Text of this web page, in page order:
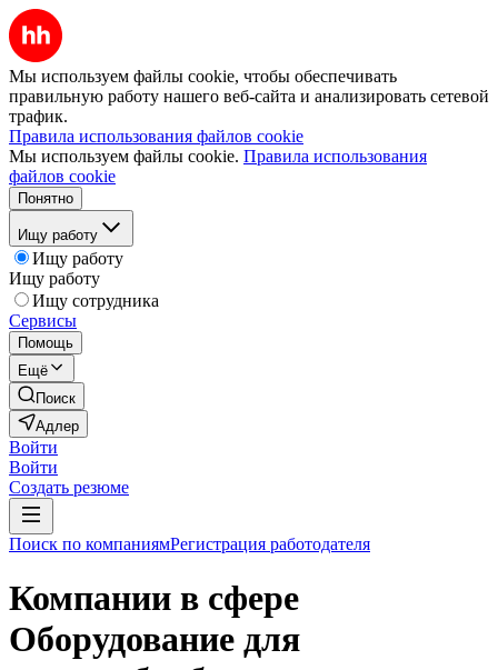
Мы используем файлы cookie, чтобы обеспечивать
правильную работу нашего веб-сайта и анализировать сетевой
трафик.
Правила использования файлов cookie
Мы используем файлы cookie. Правила использования
файлов cookie
Понятно
Ищу работу
Ищу работу
Ищу работу
Ищу сотрудника
Сервисы
Помощь
Ещё
Поиск
Адлер
Войти
Войти
Создать резюме
Поиск по компаниямРегистрация работодателя
Компании в сфере
Оборудование для